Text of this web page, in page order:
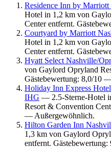
Residence Inn by
Hotel in 1,2 km von
Center entfernt.
Courtyard by Marriott
Hotel in 1,2 km von
Center entfernt.
Hyatt Select Nashville/
von Gaylord Opryland
Gästebewertung: 8,0/10
Holiday Inn Express
IHG — 2.5-Sterne-Hotel
Resort & Convention
— Außergewöhnlich.
Hilton Garden Inn
1,3 km von Gaylord
entfernt.